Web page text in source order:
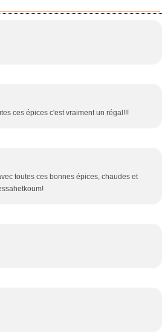
ces épices c'est vraiment un régal!!!
toutes ces bonnes épices, chaudes et